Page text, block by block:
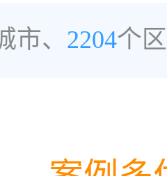
市、 2204个